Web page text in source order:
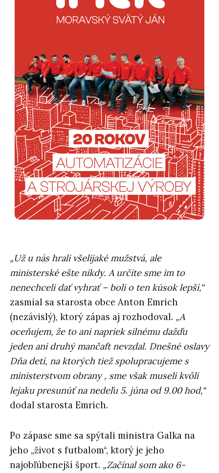
„Už u nás hrali všelijaké mužstvá, ale
ministerské ešte nikdy. A určite sme im to
nenechceli dať vyhrať – boli o ten kúsok lepší,“
zasmial sa starosta obce Anton Emrich
(nezávislý), ktorý zápas aj rozhodoval. „A
oceňujem, že to ani napriek silnému dažďu
jeden ani druhý mančaft nevzdal. Dnešné oslavy
Dňa detí, na ktorých tiež spolupracujeme s
ministerstvom obrany , sme však museli kvôli
lejaku presunúť na nedeľu 5. júna od 9.00 hod,“
dodal starosta Emrich.
Po zápase sme sa spýtali ministra Galka na
jeho „život s futbalom“, ktorý je jeho
najobľúbenejší šport. „Začínal som ako 6-